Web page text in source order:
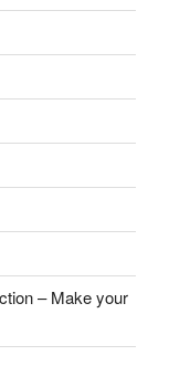
– Make your